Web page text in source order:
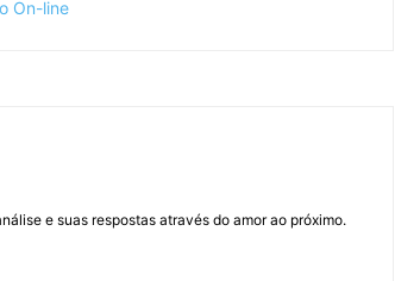
e suas respostas através do amor ao próximo.